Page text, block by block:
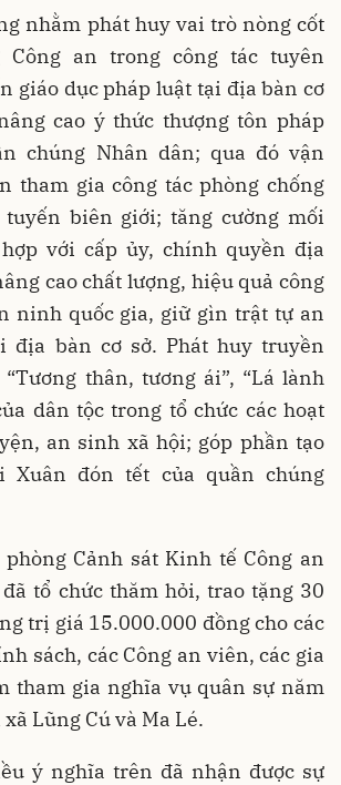
nhằm phát huy vai trò nòng cốt
Công an trong công tác tuyên
giáo dục pháp luật tại địa bàn cơ
cao ý thức thượng tôn pháp
chúng Nhân dân; qua đó vận
tham gia công tác phòng chống
biên giới; tăng cường mối
với cấp ủy, chính quyền địa
cao chất lượng, hiệu quả công
ninh quốc gia, giữ gìn trật tự an
địa bàn cơ sở. Phát huy truyền
thân, tương ái”, “Lá lành
dân tộc trong tổ chức các hoạt
an sinh xã hội; góp phần tạo
Xuân đón tết của quần chúng
Cảnh sát Kinh tế Công an
tổ chức thăm hỏi, trao tặng 30
trị giá 15.000.000 đồng cho các
sách, các Công an viên, các gia
tham gia nghĩa vụ quân sự năm
Lũng Cú và Ma Lé.
ý nghĩa trên đã nhận được sự